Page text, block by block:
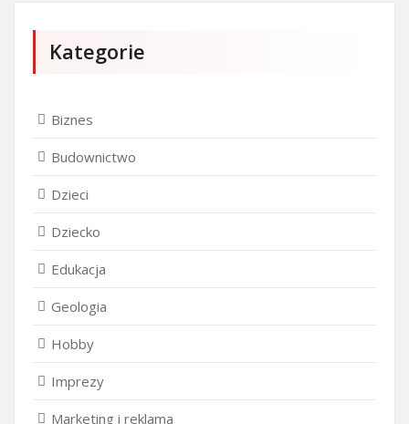
Kategorie
Biznes
Budownictwo
Dzieci
Dziecko
Edukacja
Geologia
Hobby
Imprezy
Marketing i reklama